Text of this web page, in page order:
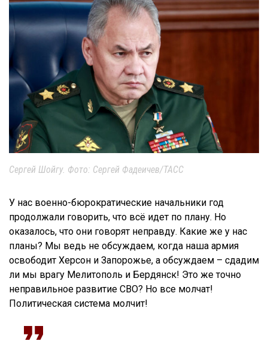
Сергей Шойгу. Фото: Сергей Фадеичев/ТАСС
У нас военно-бюрократические начальники год
продолжали говорить, что всё идет по плану. Но
оказалось, что они говорят неправду. Какие же у нас
планы? Мы ведь не обсуждаем, когда наша армия
освободит Херсон и Запорожье, а обсуждаем – сдадим
ли мы врагу Мелитополь и Бердянск! Это же точно
неправильное развитие СВО? Но все молчат!
Политическая система молчит!